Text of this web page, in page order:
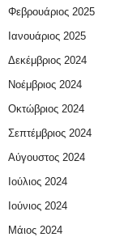
Φεβρουάριος 2025
Ιανουάριος 2025
Δεκέμβριος 2024
Νοέμβριος 2024
Οκτώβριος 2024
Σεπτέμβριος 2024
Αύγουστος 2024
Ιούλιος 2024
Ιούνιος 2024
Μάιος 2024